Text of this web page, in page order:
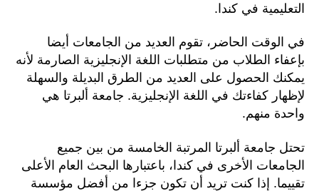
التعليمية في كندا.
في الوقت الحاضر، تقوم العديد من الجامعات أيضا
بإعفاء الطلاب من متطلبات اللغة الإنجليزية الصارمة لأنه
يمكنك الحصول على العديد من الطرق البديلة والسهلة
لإظهار كفاءتك في اللغة الإنجليزية. جامعة ألبرتا هي
واحدة منهم.
تحتل جامعة ألبرتا المرتبة الخامسة من بين جميع
الجامعات الأخرى في كندا، باعتبارها البحث العام الأعلى
تقييما. إذا كنت تريد أن تكون جزءا من أفضل مؤسسة